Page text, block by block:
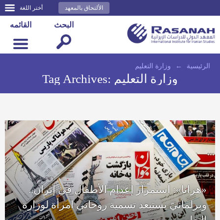
أختر اللغة الألتحاق بالمعهد
القائمه البحث
الرئيسية ← وزارة التعليم
Tag Archives: وزارة التعليم
«هرانا»: استمرار إعدام الأطفال في إيران..
وبرلمانيّ يستبعد تسمية روحاني امرأة لوزارة